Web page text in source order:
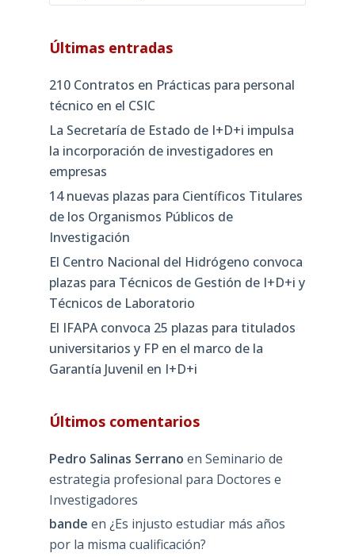
Últimas entradas
210 Contratos en Prácticas para personal
técnico en el CSIC
La Secretaría de Estado de I+D+i impulsa
la incorporación de investigadores en
empresas
14 nuevas plazas para Científicos Titulares
de los Organismos Públicos de
Investigación
El Centro Nacional del Hidrógeno convoca
plazas para Técnicos de Gestión de I+D+i y
Técnicos de Laboratorio
El IFAPA convoca 25 plazas para titulados
universitarios y FP en el marco de la
Garantía Juvenil en I+D+i
Últimos comentarios
Pedro Salinas Serrano en Seminario de
estrategia profesional para Doctores e
Investigadores
bande en ¿Es injusto estudiar más años
por la misma cualificación?